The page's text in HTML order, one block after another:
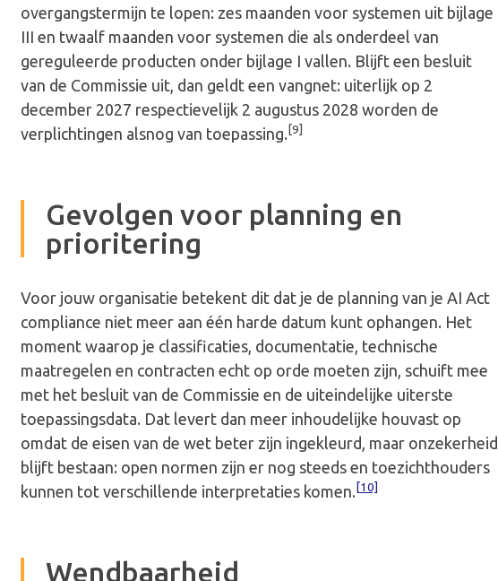
overgangstermijn te lopen: zes maanden voor systemen uit bijlage
III en twaalf maanden voor systemen die als onderdeel van
gereguleerde producten onder bijlage I vallen. Blijft een besluit
van de Commissie uit, dan geldt een vangnet: uiterlijk op 2
december 2027 respectievelijk 2 augustus 2028 worden de
verplichtingen alsnog van toepassing. [9]
Gevolgen voor planning en
prioritering
Voor jouw organisatie betekent dit dat je de planning van je AI Act
compliance niet meer aan één harde datum kunt ophangen. Het
moment waarop je classificaties, documentatie, technische
maatregelen en contracten echt op orde moeten zijn, schuift mee
met het besluit van de Commissie en de uiteindelijke uiterste
toepassingsdata. Dat levert dan meer inhoudelijke houvast op
omdat de eisen van de wet beter zijn ingekleurd, maar onzekerheid
blijft bestaan: open normen zijn er nog steeds en toezichthouders
kunnen tot verschillende interpretaties komen. [10]
Wendbaarheid